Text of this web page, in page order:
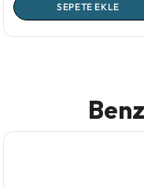
SEPETE EKLE